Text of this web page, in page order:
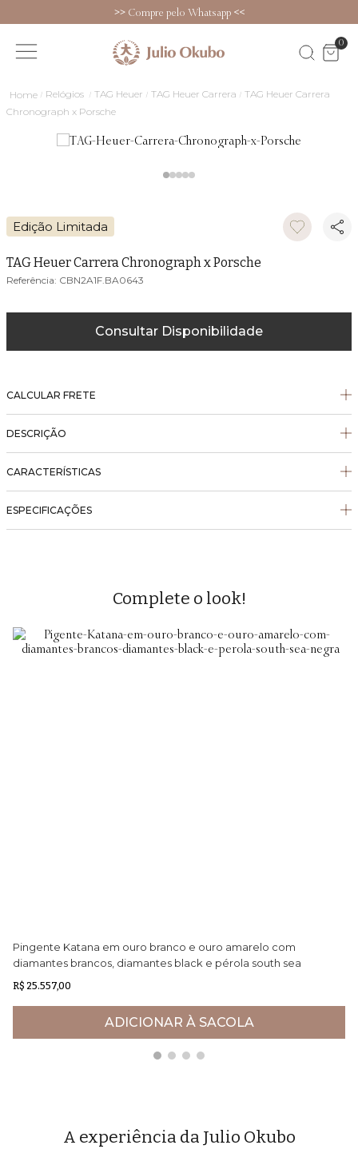
>>Compre pelo Whatsapp <<
0
Relógios TAG Heuer TAG Heuer Carrera
TAG Heuer Carrera
Chronograph x Porsche
Edição Limitada
TAG Heuer Carrera Chronograph x Porsche
CBN2A1F.BA0643
Consultar Disponibilidade
CALCULAR FRETE
DESCRIÇÃO
CARACTERÍSTICAS
ESPECIFICAÇÕES
Complete o look!
Pingente Katana em ouro branco e ouro amarelo com
diamantes brancos, diamantes black e pérola south sea
negra
R$ 25.557,00
ADICIONAR À SACOLA
A experiência da Julio Okubo